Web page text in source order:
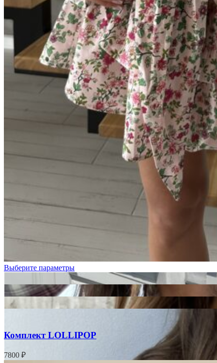
Выберите параметры
Комплект LOLLIPOP
7800 ₽